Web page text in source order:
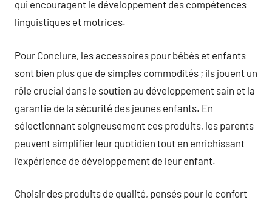
qui encouragent le développement des compétences
linguistiques et motrices.
Pour Conclure, les accessoires pour bébés et enfants
sont bien plus que de simples commodités ; ils jouent un
rôle crucial dans le soutien au développement sain et la
garantie de la sécurité des jeunes enfants. En
sélectionnant soigneusement ces produits, les parents
peuvent simplifier leur quotidien tout en enrichissant
l’expérience de développement de leur enfant.
Choisir des produits de qualité, pensés pour le confort